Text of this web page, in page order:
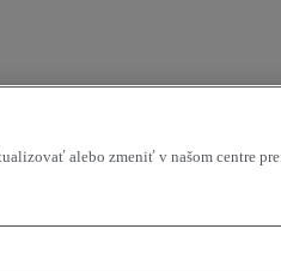
alebo zmeniť v našom